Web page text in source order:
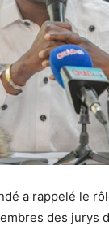
a rappelé le
des jurys